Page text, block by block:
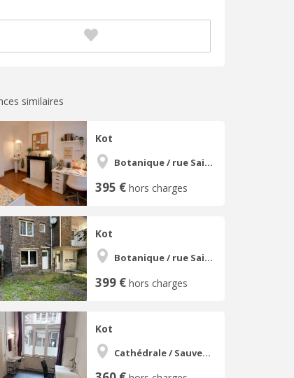
similaires
Kot
Botanique / rue Saint-Gilles / Jonfosse
395 € hors charges
Kot
Botanique / rue Saint-Gilles / Jonfosse
399 € hors charges
Kot
Cathédrale / Sauvenière / Saint-Denis